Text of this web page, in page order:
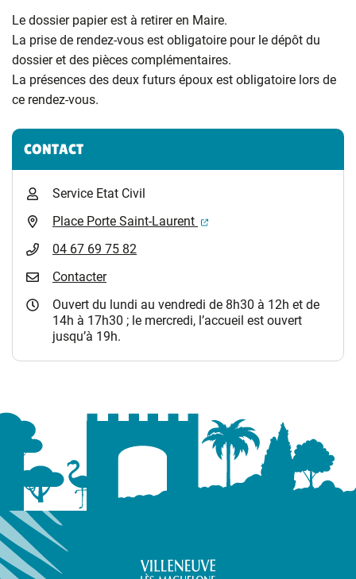
Le dossier papier est à retirer en Maire.
La prise de rendez-vous est obligatoire pour le dépôt du
dossier et des pièces complémentaires.
La présences des deux futurs époux est obligatoire lors de
ce rendez-vous.
Informations complémentaires
CONTACT
Service Etat Civil
Place Porte Saint-Laurent
(ouverture dans un
04 67 69 75 82
Contacter
Ouvert du lundi au vendredi de 8h30 à 12h et de
14h à 17h30 ; le mercredi, l’accueil est ouvert
jusqu’à 19h.